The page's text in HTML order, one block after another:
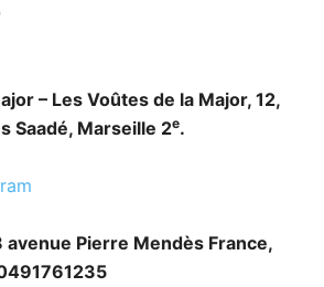
– Les Voûtes de la Major, 12,
Saadé, Marseille 2e.
avenue Pierre Mendès France,